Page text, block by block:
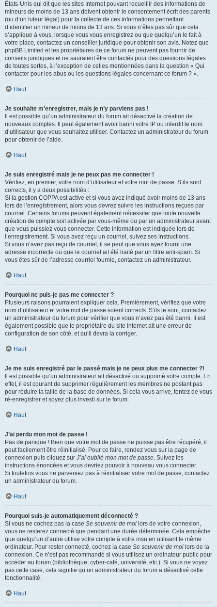
États-Unis qui dit que les sites Internet pouvant recueillir des informations de
mineurs de moins de 13 ans doivent obtenir le consentement écrit des parents
(ou d’un tuteur légal) pour la collecte de ces informations permettant
d’identifier un mineur de moins de 13 ans. Si vous n’êtes pas sûr que cela
s’applique à vous, lorsque vous vous enregistrez ou que quelqu’un le fait à
votre place, contactez un conseiller juridique pour obtenir son avis. Notez que
phpBB Limited et les propriétaires de ce forum ne peuvent pas fournir de
conseils juridiques et ne sauraient être contactés pour des questions légales
de toutes sortes, à l’exception de celles mentionnées dans la question « Qui
contacter pour les abus ou les questions légales concernant ce forum ? ».
Haut
Je souhaite m’enregistrer, mais je n’y parviens pas !
Il est possible qu’un administrateur du forum ait désactivé la création de
nouveaux comptes. Il peut également avoir banni votre IP ou interdit le nom
d’utilisateur que vous souhaitez utiliser. Contactez un administrateur du forum
pour obtenir de l’aide.
Haut
Je suis enregistré mais je ne peux pas me connecter !
Vérifiez, en premier, votre nom d’utilisateur et votre mot de passe. S’ils sont
corrects, il y a deux possibilités :
Si la gestion COPPA est active et si vous avez indiqué avoir moins de 13 ans
lors de l’enregistrement, alors vous devrez suivre les instructions reçues par
courriel. Certains forums peuvent également nécessiter que toute nouvelle
création de compte soit activée par vous-même ou par un administrateur avant
que vous puissiez vous connecter. Cette information est indiquée lors de
l’enregistrement. Si vous avez reçu un courriel, suivez ses instructions.
Si vous n’avez pas reçu de courriel, il se peut que vous ayez fourni une
adresse incorrecte ou que le courriel ait été traité par un filtre anti-spam. Si
vous êtes sûr de l’adresse courriel fournie, contactez un administrateur.
Haut
Pourquoi ne puis-je pas me connecter ?
Plusieurs raisons pourraient expliquer cela. Premièrement, vérifiez que votre
nom d’utilisateur et votre mot de passe soient corrects. S’ils le sont, contactez
un administrateur du forum pour vérifier que vous n’avez pas été banni. Il est
également possible que le propriétaire du site Internet ait une erreur de
configuration de son côté, et qu’il devra la corriger.
Haut
Je me suis enregistré par le passé mais je ne peux plus me connecter ?!
Il est possible qu’un administrateur ait désactivé ou supprimé votre compte. En
effet, il est courant de supprimer régulièrement les membres ne postant pas
pour réduire la taille de la base de données. Si cela vous arrive, tentez de vous
ré-enregistrer et soyez plus investi sur le forum.
Haut
J’ai perdu mon mot de passe !
Pas de panique ! Bien que votre mot de passe ne puisse pas être récupéré, il
peut facilement être réinitialisé. Pour ce faire, rendez vous sur la page de
connexion puis cliquez sur J’ai oublié mon mot de passe. Suivez les
instructions énoncées et vous devriez pouvoir à nouveau vous connecter.
Si toutefois vous ne parveniez pas à réinitialiser votre mot de passe, contactez
un administrateur du forum.
Haut
Pourquoi suis-je automatiquement déconnecté ?
Si vous ne cochez pas la case Se souvenir de moi lors de votre connexion,
vous ne resterez connecté que pendant une durée déterminée. Cela empêche
que quelqu’un d’autre utilise votre compte à votre insu en utilisant le même
ordinateur. Pour rester connecté, cochez la case Se souvenir de moi lors de la
connexion. Ce n’est pas recommandé si vous utilisez un ordinateur public pour
accéder au forum (bibliothèque, cyber-café, université, etc.). Si vous ne voyez
pas cette case, cela signifie qu’un administrateur du forum a désactivé cette
fonctionnalité.
Haut